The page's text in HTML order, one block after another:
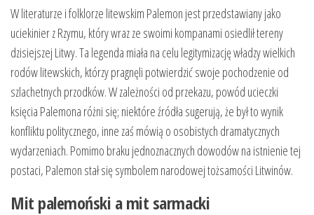
W literaturze i folklorze litewskim Palemon jest przedstawiany jako
uciekinier z Rzymu, który wraz ze swoimi kompanami osiedlił tereny
dzisiejszej Litwy. Ta legenda miała na celu legitymizację władzy wielkich
rodów litewskich, którzy pragnęli potwierdzić swoje pochodzenie od
szlachetnych przodków. W zależności od przekazu, powód ucieczki
księcia Palemona różni się; niektóre źródła sugerują, że był to wynik
konfliktu politycznego, inne zaś mówią o osobistych dramatycznych
wydarzeniach. Pomimo braku jednoznacznych dowodów na istnienie tej
postaci, Palemon stał się symbolem narodowej tożsamości Litwinów.
Mit palemoński a mit sarmacki